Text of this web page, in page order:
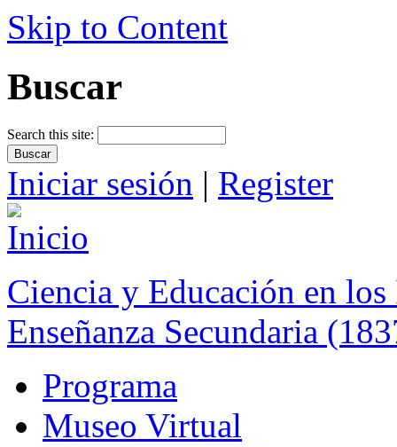
Skip to Content
Buscar
Search this site:
Iniciar sesión | Register
Ciencia y Educación en
Enseñanza Secundaria
Programa
Museo Virtual